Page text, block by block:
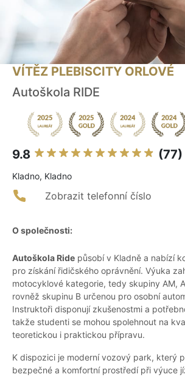
VÍTĚZ PLEBISCITY ORLOVÉ
Autoškola RIDE
9.8 (77)
Kladno, Kladno
Zobrazit telefonní číslo
O společnosti:
Autoškola Ride působí v Kladně a nabízí
pro získání řidičského oprávnění. Výuka
motocyklové kategorie, tedy skupiny AM,
rovněž skupinu B určenou pro osobní
Instruktoři disponují zkušenostmi a
takže studenti se mohou spolehnout na
teoretickou i praktickou přípravu.
K dispozici je moderní vozový park, který
bezpečné a komfortní prostředí při výuce